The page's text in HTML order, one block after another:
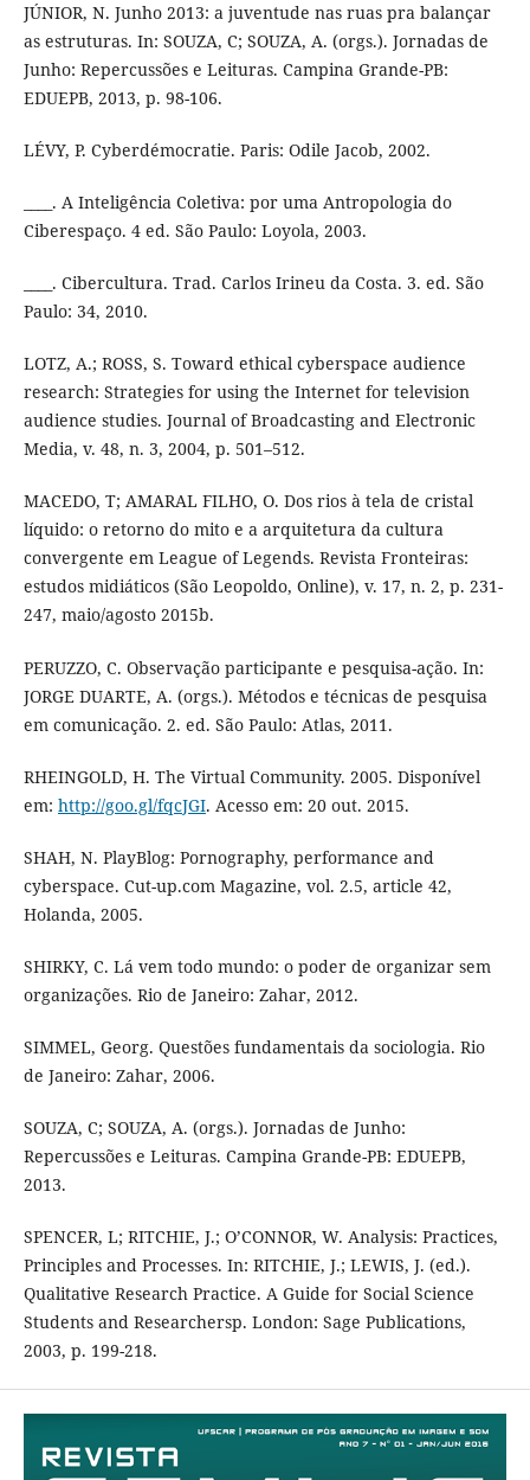
JÚNIOR, N. Junho 2013: a juventude nas ruas pra balançar
as estruturas. In: SOUZA, C; SOUZA, A. (orgs.). Jornadas de
Junho: Repercussões e Leituras. Campina Grande-PB:
EDUEPB, 2013, p. 98-106.
LÉVY, P. Cyberdémocratie. Paris: Odile Jacob, 2002.
____. A Inteligência Coletiva: por uma Antropologia do
Ciberespaço. 4 ed. São Paulo: Loyola, 2003.
____. Cibercultura. Trad. Carlos Irineu da Costa. 3. ed. São
Paulo: 34, 2010.
LOTZ, A.; ROSS, S. Toward ethical cyberspace audience
research: Strategies for using the Internet for television
audience studies. Journal of Broadcasting and Electronic
Media, v. 48, n. 3, 2004, p. 501–512.
MACEDO, T; AMARAL FILHO, O. Dos rios à tela de cristal
líquido: o retorno do mito e a arquitetura da cultura
convergente em League of Legends. Revista Fronteiras:
estudos midiáticos (São Leopoldo, Online), v. 17, n. 2, p. 231-
247, maio/agosto 2015b.
PERUZZO, C. Observação participante e pesquisa-ação. In:
JORGE DUARTE, A. (orgs.). Métodos e técnicas de pesquisa
em comunicação. 2. ed. São Paulo: Atlas, 2011.
RHEINGOLD, H. The Virtual Community. 2005. Disponível
em: http://goo.gl/fqcJGI. Acesso em: 20 out. 2015.
SHAH, N. PlayBlog: Pornography, performance and
cyberspace. Cut-up.com Magazine, vol. 2.5, article 42,
Holanda, 2005.
SHIRKY, C. Lá vem todo mundo: o poder de organizar sem
organizações. Rio de Janeiro: Zahar, 2012.
SIMMEL, Georg. Questões fundamentais da sociologia. Rio
de Janeiro: Zahar, 2006.
SOUZA, C; SOUZA, A. (orgs.). Jornadas de Junho:
Repercussões e Leituras. Campina Grande-PB: EDUEPB,
2013.
SPENCER, L; RITCHIE, J.; O’CONNOR, W. Analysis: Practices,
Principles and Processes. In: RITCHIE, J.; LEWIS, J. (ed.).
Qualitative Research Practice. A Guide for Social Science
Students and Researchersp. London: Sage Publications,
2003, p. 199-218.